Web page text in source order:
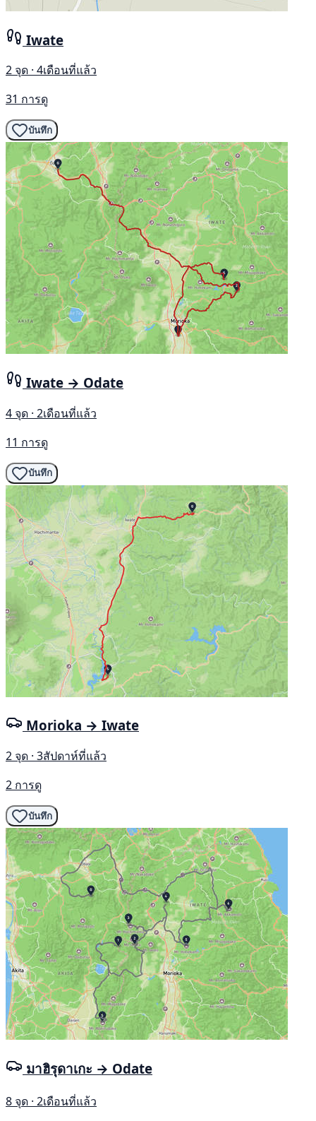
Iwate
2 จุด · 4เดือนที่แล้ว
31 การดู
บันทึก
Iwate → Odate
4 จุด · 2เดือนที่แล้ว
11 การดู
บันทึก
Morioka → Iwate
2 จุด · 3สัปดาห์ที่แล้ว
2 การดู
บันทึก
มาฮิรุดาเกะ → Odate
8 จุด · 2เดือนที่แล้ว